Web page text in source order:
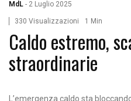
MdL - 2 Luglio 2025
330 Visualizzazioni 1 Min
Caldo estremo,
straordinarie
L’emergenza caldo sta